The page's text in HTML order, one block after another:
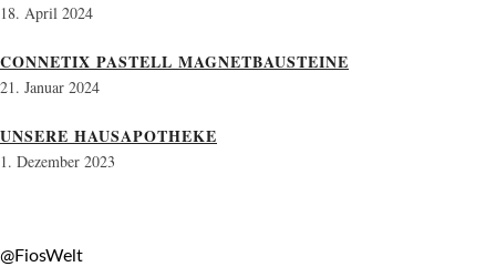
18. April 2024
CONNETIX PASTELL MAGNETBAUSTEINE
21. Januar 2024
UNSERE HAUSAPOTHEKE
1. Dezember 2023
@FiosWelt